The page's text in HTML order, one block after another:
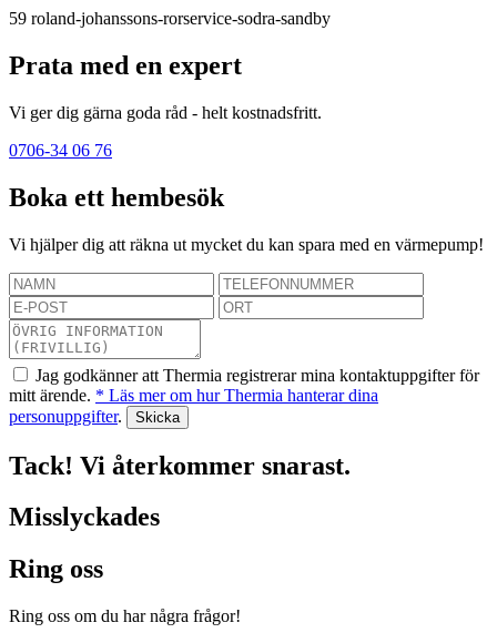
59 roland-johanssons-rorservice-sodra-sandby
Prata med en expert
Vi ger dig gärna goda råd - helt kostnadsfritt.
0706-34 06 76
Boka ett hembesök
Vi hjälper dig att räkna ut mycket du kan spara med en värmepump!
Jag godkänner att Thermia registrerar mina kontaktuppgifter för
mitt ärende. * Läs mer om hur Thermia hanterar dina
personuppgifter.
Tack! Vi återkommer snarast.
Misslyckades
Ring oss
Ring oss om du har några frågor!